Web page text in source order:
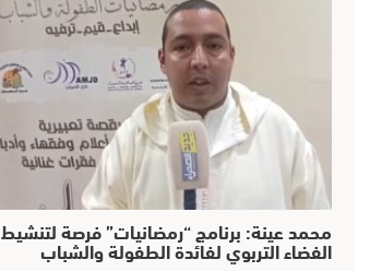
محمد عينة: برنامج “رمضانيات” فرصة لتنشيط
الفضاء التربوي لفائدة الطفولة والشباب